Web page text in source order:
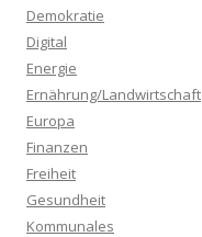
a
c
h
:
Demokratie
Digital
Energie
Ernährung/Landwirtschaft
Europa
Finanzen
Freiheit
Gesundheit
Kommunales